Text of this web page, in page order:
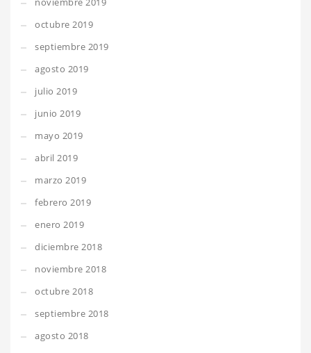
octubre 2019
septiembre 2019
agosto 2019
julio 2019
junio 2019
mayo 2019
abril 2019
marzo 2019
febrero 2019
enero 2019
diciembre 2018
noviembre 2018
octubre 2018
septiembre 2018
agosto 2018